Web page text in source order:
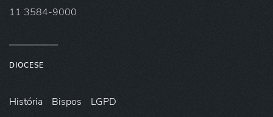
11 3584-9000
DIOCESE
História Bispos LGPD